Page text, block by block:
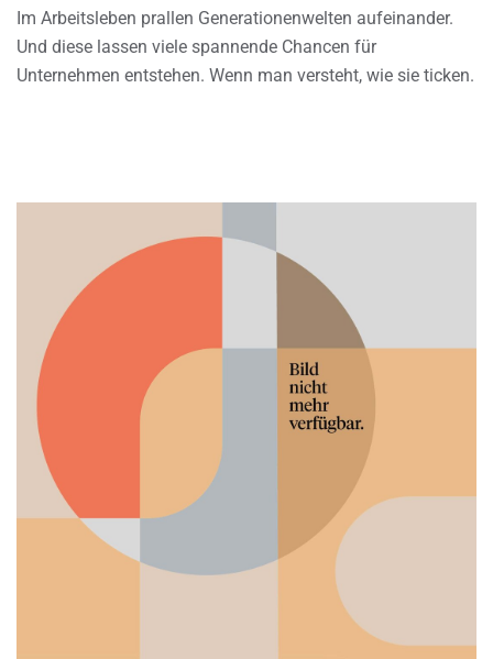
Im Arbeitsleben prallen Generationenwelten aufeinander.
Und diese lassen viele spannende Chancen für
Unternehmen entstehen. Wenn man versteht, wie sie ticken.